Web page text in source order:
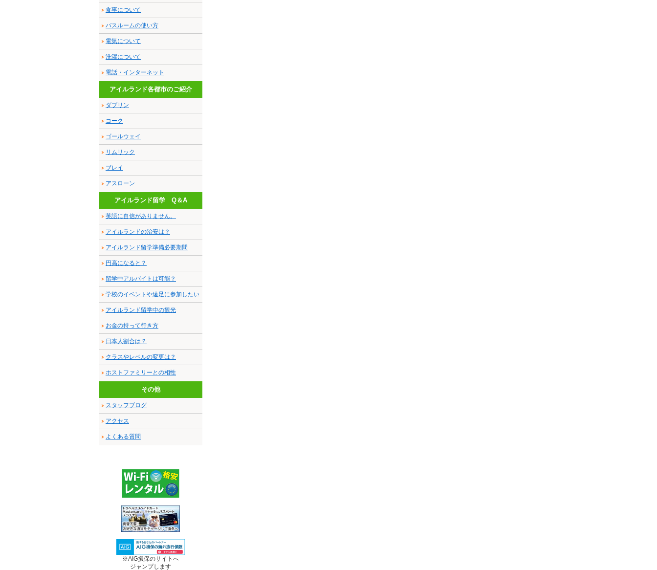
食事について
バスルームの使い方
電気について
洗濯について
電話・インターネット
アイルランド各都市のご紹介
ダブリン
コーク
ゴールウェイ
リムリック
ブレイ
アスローン
アイルランド留学 Q＆A
英語に自信がありません。
アイルランドの治安は？
アイルランド留学準備必要期間
円高になると？
留学中アルバイトは可能？
学校のイベントや遠足に参加したい
アイルランド留学中の観光
お金の持って行き方
日本人割合は？
クラスやレベルの変更は？
ホストファミリーとの相性
その他
スタッフブログ
アクセス
よくある質問
※AIG損保のサイトへ
ジャンプします